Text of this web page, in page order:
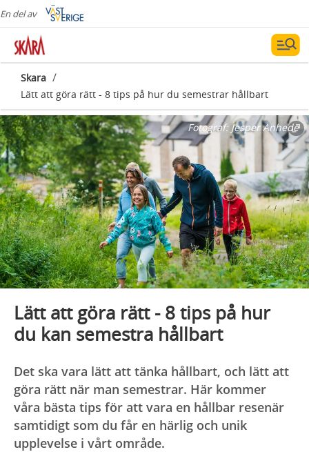
En del av
Skara /
Lätt att göra rätt - 8 tips på hur du semestrar hållbart
Fotograf:Jesper Anhede
Lätt att göra rätt - 8 tips på hur
du kan semestra hållbart
Det ska vara lätt att tänka hållbart, och lätt att
göra rätt när man semestrar. Här kommer
våra bästa tips för att vara en hållbar resenär
samtidigt som du får en härlig och unik
upplevelse i vårt område.